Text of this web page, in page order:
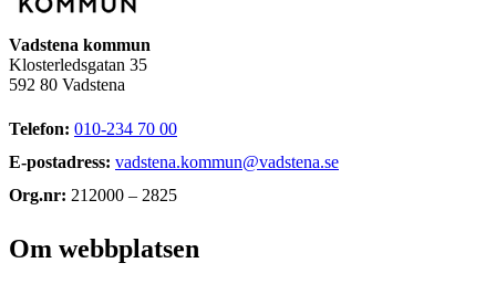
Vadstena kommun
Klosterledsgatan 35
592 80 Vadstena
Telefon: 010-234 70 00
E-postadress: vadstena.kommun@vadstena.se
Org.nr: 212000 – 2825
Om webbplatsen